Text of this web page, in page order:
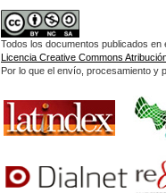
Todos los documentos publicados
Licencia Creative Commons
Por lo que el envío, procesamiento y